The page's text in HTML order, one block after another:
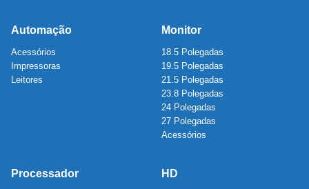
Automação
Acessórios
Impressoras
Leitores
Monitor
18.5 Polegadas
19.5 Polegadas
21.5 Polegadas
23.8 Polegadas
24 Polegadas
27 Polegadas
Acessórios
Processador HD